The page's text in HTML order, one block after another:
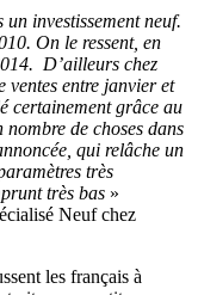
investissement neuf.
On le ressent, en
D’ailleurs chez
entre janvier et
certainement grâce au
de choses dans
qui relâche un
très
très bas »
Neuf chez
les français à